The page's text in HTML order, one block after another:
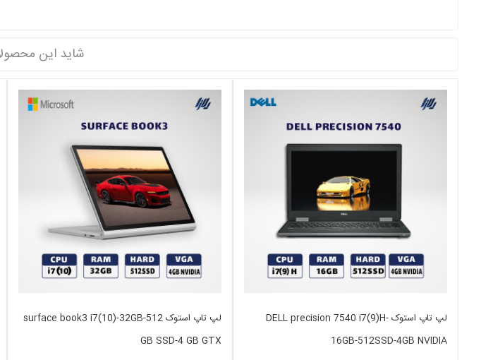
شاید این
لپ تاپ استوک DELL precision 7540 i7(9)H-
16GB-512SSD-4GB NVIDIA
لپ تاپ استوک surface book3 i7(10)-32GB-512
GB SSD-4 GB GTX